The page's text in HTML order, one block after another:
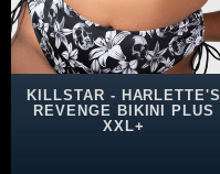
KILLSTAR - HARLETTE'S
REVENGE BIKINI PLUS
XXL+